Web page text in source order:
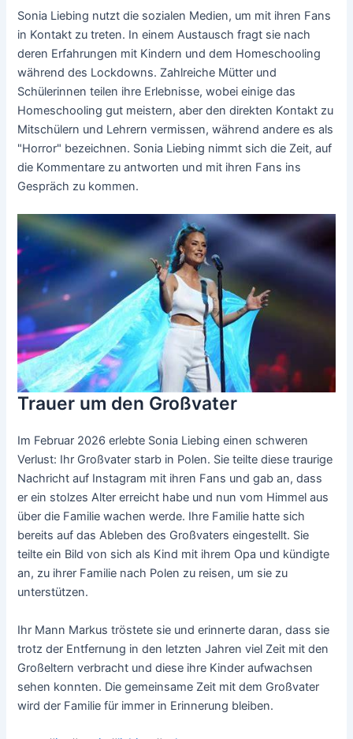
Sonia Liebing nutzt die sozialen Medien, um mit ihren Fans
in Kontakt zu treten. In einem Austausch fragt sie nach
deren Erfahrungen mit Kindern und dem Homeschooling
während des Lockdowns. Zahlreiche Mütter und
Schülerinnen teilen ihre Erlebnisse, wobei einige das
Homeschooling gut meistern, aber den direkten Kontakt zu
Mitschülern und Lehrern vermissen, während andere es als
"Horror" bezeichnen. Sonia Liebing nimmt sich die Zeit, auf
die Kommentare zu antworten und mit ihren Fans ins
Gespräch zu kommen.
Trauer um den Großvater
Im Februar 2026 erlebte Sonia Liebing einen schweren
Verlust: Ihr Großvater starb in Polen. Sie teilte diese traurige
Nachricht auf Instagram mit ihren Fans und gab an, dass
er ein stolzes Alter erreicht habe und nun vom Himmel aus
über die Familie wachen werde. Ihre Familie hatte sich
bereits auf das Ableben des Großvaters eingestellt. Sie
teilte ein Bild von sich als Kind mit ihrem Opa und kündigte
an, zu ihrer Familie nach Polen zu reisen, um sie zu
unterstützen.
Ihr Mann Markus tröstete sie und erinnerte daran, dass sie
trotz der Entfernung in den letzten Jahren viel Zeit mit den
Großeltern verbracht und diese ihre Kinder aufwachsen
sehen konnten. Die gemeinsame Zeit mit dem Großvater
wird der Familie für immer in Erinnerung bleiben.